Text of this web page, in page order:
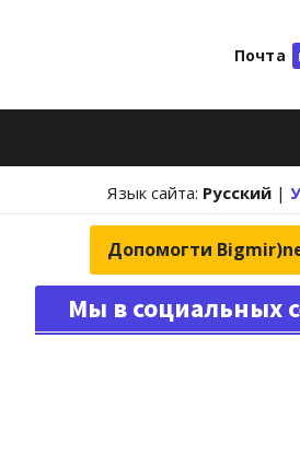
Почта
Язык сайта: Русский |
Допомогти
Мы в социальных